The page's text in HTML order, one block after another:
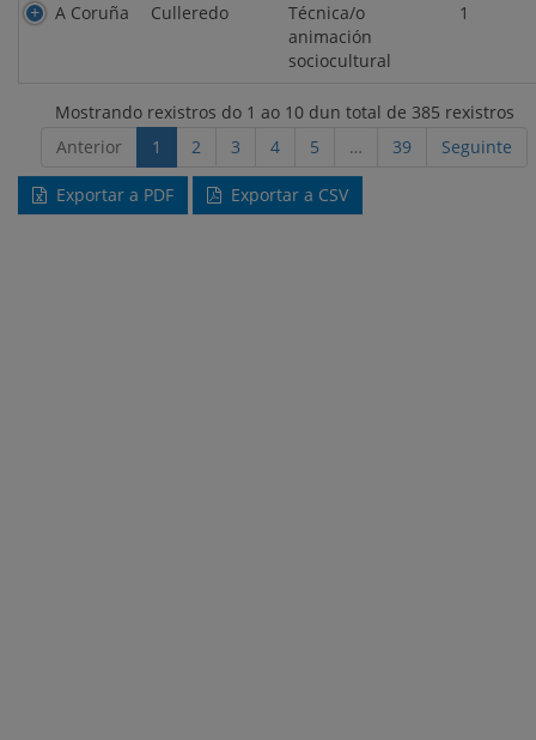
A Coruña Culleredo
Técnica/o
animación
sociocultural
1
Mostrando rexistros do 1 ao 10 dun total de 385 rexistros
Anterior
1 2 3 4 5 … 39 Seguinte
Exportar a PDF Exportar a CSV